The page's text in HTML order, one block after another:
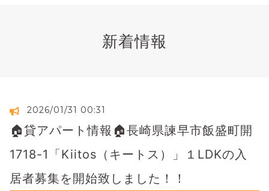
新着情報
2026/01/31 00:31
🏠貸アパート情報🏠長崎県諫早市飯盛町開
1718-1「Kiitos（キートス）」１LDKの入
居者募集を開始致しました！！